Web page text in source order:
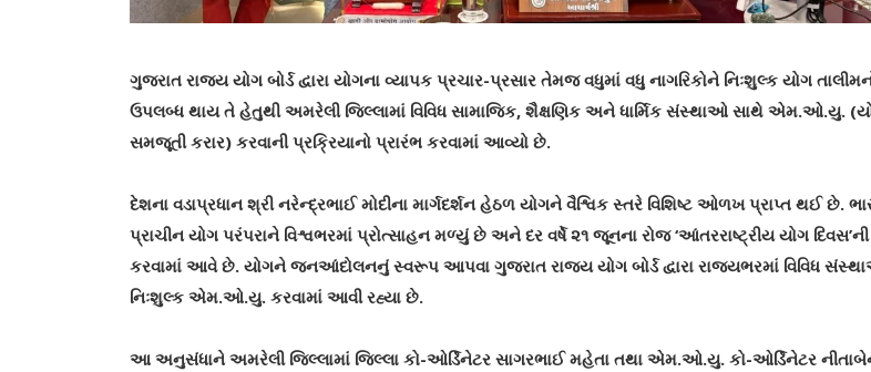
ગુજરાત રાજ્ય યોગ બોર્ડ દ્વારા યોગના વ્યાપક પ્રચાર-પ્રસાર તેમજ વધુમાં વધુ નાગરિકોને નિઃશુલ્ક યોગ
ઉપલબ્ધ થાય તે હેતુથી અમરેલી જિલ્લામાં વિવિધ સામાજિક, શૈક્ષણિક અને ધાર્મિક સંસ્થાઓ સાથે એમ.ઓ.યુ.
સમજૂતી કરાર) કરવાની પ્રક્રિયાનો પ્રારંભ કરવામાં આવ્યો છે.
દેશના વડાપ્રધાન શ્રી નરેન્દ્રભાઈ મોદીના માર્ગદર્શન હેઠળ યોગને વૈશ્વિક સ્તરે વિશિષ્ટ ઓળખ પ્રાપ્ત થઈ છે.
પ્રાચીન યોગ પરંપરાને વિશ્વભરમાં પ્રોત્સાહન મળ્યું છે અને દર વર્ષે ૨૧ જૂનના રોજ ‘આંતરરાષ્ટ્રીય યોગ
કરવામાં આવે છે. યોગને જનઆંદોલનનું સ્વરૂપ આપવા ગુજરાત રાજ્ય યોગ બોર્ડ દ્વારા રાજ્યભરમાં વિવિધ
નિઃશુલ્ક એમ.ઓ.યુ. કરવામાં આવી રહ્યા છે.
આ અનુસંધાને અમરેલી જિલ્લામાં જિલ્લા કો-ઓર્ડિનેટર સાગરભાઈ મહેતા તથા એમ.ઓ.યુ. કો-ઓર્ડિનેટર